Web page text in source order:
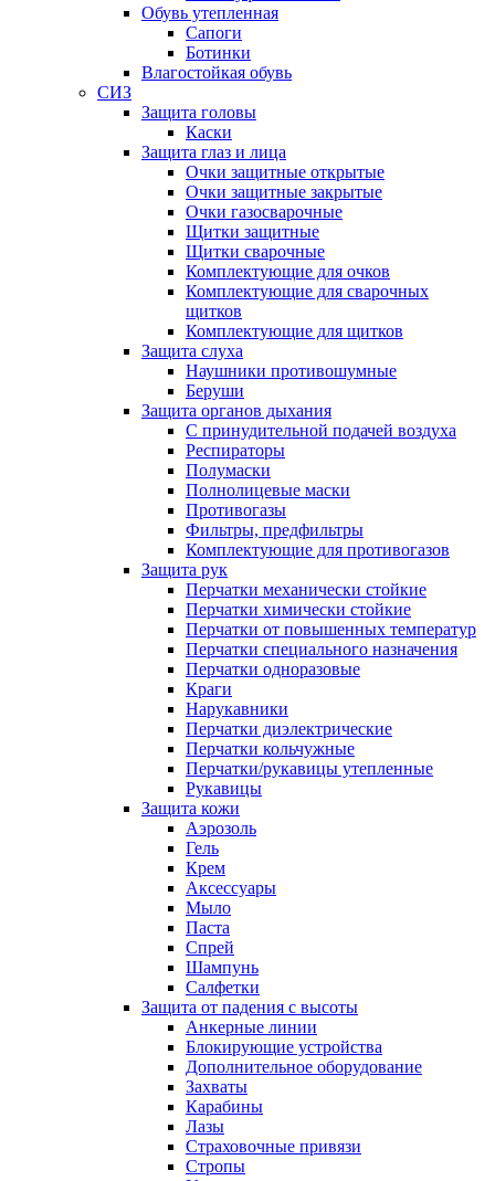
Обувь утепленная
Сапоги
Ботинки
Влагостойкая обувь
СИЗ
Защита головы
Каски
Защита глаз и лица
Очки защитные открытые
Очки защитные закрытые
Очки газосварочные
Щитки защитные
Щитки сварочные
Комплектующие для очков
Комплектующие для сварочных
щитков
Комплектующие для щитков
Защита слуха
Наушники противошумные
Беруши
Защита органов дыхания
С принудительной подачей воздуха
Респираторы
Полумаски
Полнолицевые маски
Противогазы
Фильтры, предфильтры
Комплектующие для противогазов
Защита рук
Перчатки механически стойкие
Перчатки химически стойкие
Перчатки от повышенных температур
Перчатки специального назначения
Перчатки одноразовые
Краги
Нарукавники
Перчатки диэлектрические
Перчатки кольчужные
Перчатки/рукавицы утепленные
Рукавицы
Защита кожи
Аэрозоль
Гель
Крем
Аксессуары
Мыло
Паста
Спрей
Шампунь
Салфетки
Защита от падения с высоты
Анкерные линии
Блокирующие устройства
Дополнительное оборудование
Захваты
Карабины
Лазы
Страховочные привязи
Стропы